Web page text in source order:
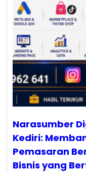
Narasumber
Kediri:
Pemasaran
Bisnis yang